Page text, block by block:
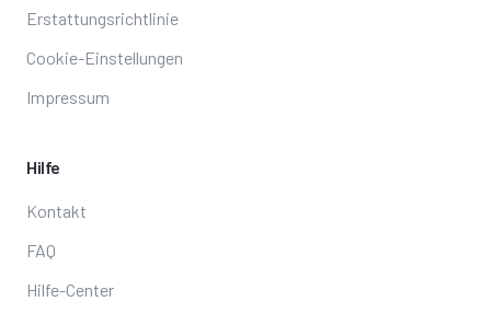
Erstattungsrichtlinie
Cookie-Einstellungen
Impressum
Hilfe
Kontakt
FAQ
Hilfe-Center